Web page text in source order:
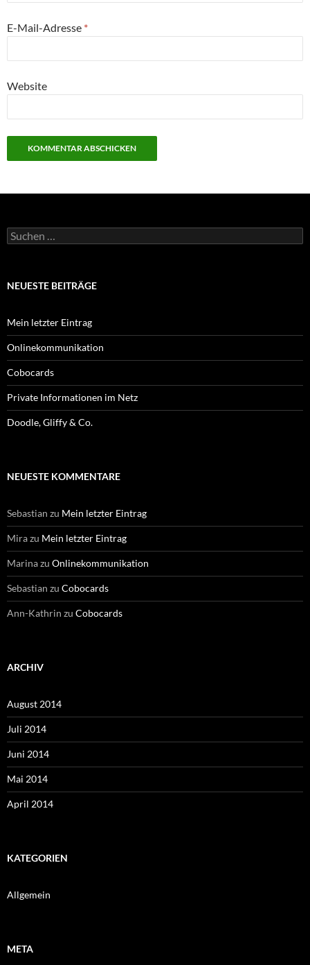
E-Mail-Adresse *
Website
Suchen
nach:
NEUESTE BEITRÄGE
Mein letzter Eintrag
Onlinekommunikation
Cobocards
Private Informationen im Netz
Doodle, Gliffy & Co.
NEUESTE KOMMENTARE
Sebastian zu Mein letzter Eintrag
Mirazu Mein letzter Eintrag
Marinazu Onlinekommunikation
Sebastian zu Cobocards
Ann-Kathrin zu Cobocards
ARCHIV
August 2014
Juli 2014
Juni 2014
Mai 2014
April 2014
KATEGORIEN
Allgemein
META